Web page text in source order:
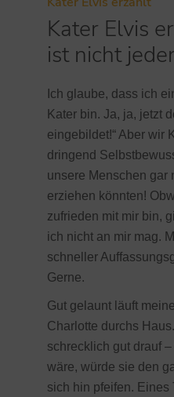
Kater Elvis
ist nicht jeder
Ich glaube, dass ich
Kater bin. Ja, ja, jetzt
eingebildet!“ Aber wir
dringend
unsere Menschen gar
erziehen könnten!
zufrieden mit mir bin,
ich nicht an mir mag.
schneller
Gerne.
Gut gelaunt läuft
Charlotte durchs
schrecklich gut drauf
wäre, würde sie den
sich hin pfeifen. Eines